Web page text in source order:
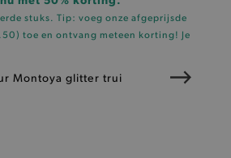
stuks. Tip: voeg onze afgeprijsde
toe en ontvang meteen korting! Je